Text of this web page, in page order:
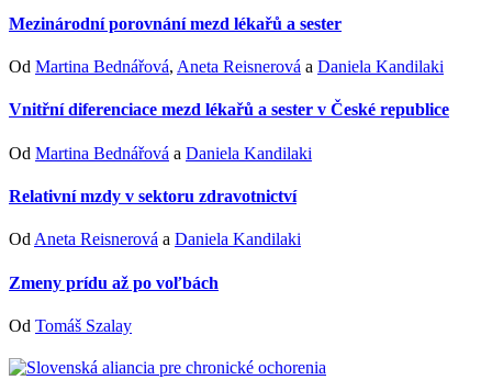
Mezinárodní porovnání mezd lékařů a sester
Od Martina Bednářová, Aneta Reisnerová a Daniela Kandilaki
Vnitřní diferenciace mezd lékařů a sester v České republice
Od Martina Bednářová a Daniela Kandilaki
Relativní mzdy v sektoru zdravotnictví
Od Aneta Reisnerová a Daniela Kandilaki
Zmeny prídu až po voľbách
Od Tomáš Szalay